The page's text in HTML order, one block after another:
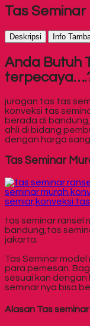
Tas Seminar
Deskripsi Info
Anda Butuh
juragan tas tas
konveksi tas
berada di
ahli di bidang
dengan harga
Tas Seminar
tas seminar ransel
bandung,tas
jakarta.
Tas Seminar
para pemesan.
sesuai kan
seminar nya bisa
Alasan Tas